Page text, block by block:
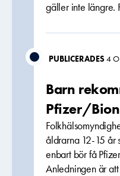
gäller inte längre.
PUBLICERADES4
Barn
Pfizer/
åldrarna 12-15 år
enbart bör få
Anledningen är